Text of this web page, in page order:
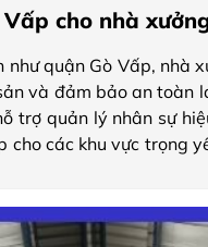
cho nhà
quận Gò Vấp, nhà
và đảm bảo an toàn
trợ quản lý nhân sự
các khu vực trọng